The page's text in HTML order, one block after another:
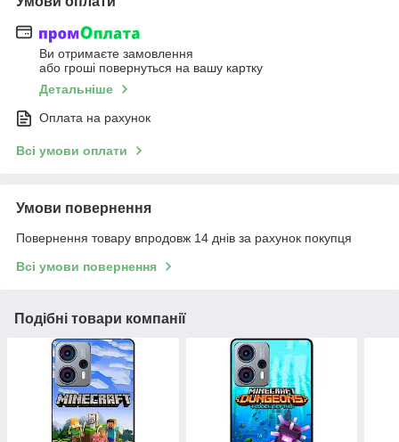
Ви отримаєте замовлення
або гроші повернуться на вашу картку
Детальніше
Оплата на рахунок
Всі умови оплати
Умови повернення
Повернення товару впродовж 14 днів за рахунок покупця
Всі умови повернення
Подібні товари компанії